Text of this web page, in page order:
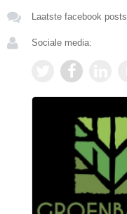
Laatste facebook posts
Sociale media: